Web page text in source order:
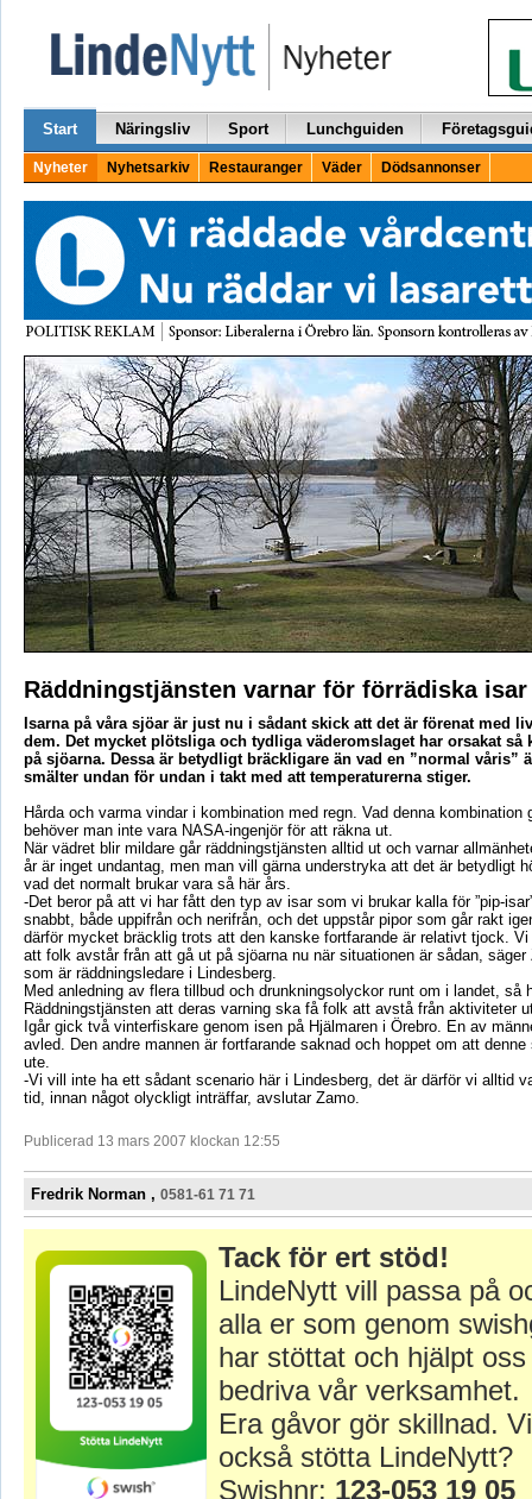
Start Näringsliv Sport Lunchguiden
Nyheter Nyhetsarkiv Restauranger Väder Dödsannonser
Räddningstjänsten varnar för förrädiska isar
Isarna på våra sjöar är just nu i sådant skick att det är förenat med
dem. Det mycket plötsliga och tydliga väderomslaget har orsakat så
på sjöarna. Dessa är betydligt bräckligare än vad en ”normal våris”
smälter undan för undan i takt med att temperaturerna stiger.
Hårda och varma vindar i kombination med regn. Vad denna kombination
behöver man inte vara NASA-ingenjör för att räkna ut.
När vädret blir mildare går räddningstjänsten alltid ut och varnar
år är inget undantag, men man vill gärna understryka att det är betydligt
vad det normalt brukar vara så här års.
-Det beror på att vi har fått den typ av isar som vi brukar kalla för ”pip-
snabbt, både uppifrån och nerifrån, och det uppstår pipor som går rakt
därför mycket bräcklig trots att den kanske fortfarande är relativt tjock. Vi
att folk avstår från att gå ut på sjöarna nu när situationen är sådan, säger
som är räddningsledare i Lindesberg.
Med anledning av flera tillbud och drunkningsolyckor runt om i landet, så
Räddningstjänsten att deras varning ska få folk att avstå från aktiviteter
Igår gick två vinterfiskare genom isen på Hjälmaren i Örebro. En av
avled. Den andre mannen är fortfarande saknad och hoppet om att
ute.
-Vi vill inte ha ett sådant scenario här i Lindesberg, det är därför vi alltid
tid, innan något olyckligt inträffar, avslutar Zamo.
Publicerad 13 mars 2007 klockan 12:55
Fredrik Norman , 0581-61 71 71
Tack för ert stöd!
LindeNytt vill passa på
alla er som genom
har stöttat och hjälpt
bedriva vår verksamhet.
Era gåvor gör skillnad.
också stötta LindeNytt?
Swishnr: 123-053 19 05